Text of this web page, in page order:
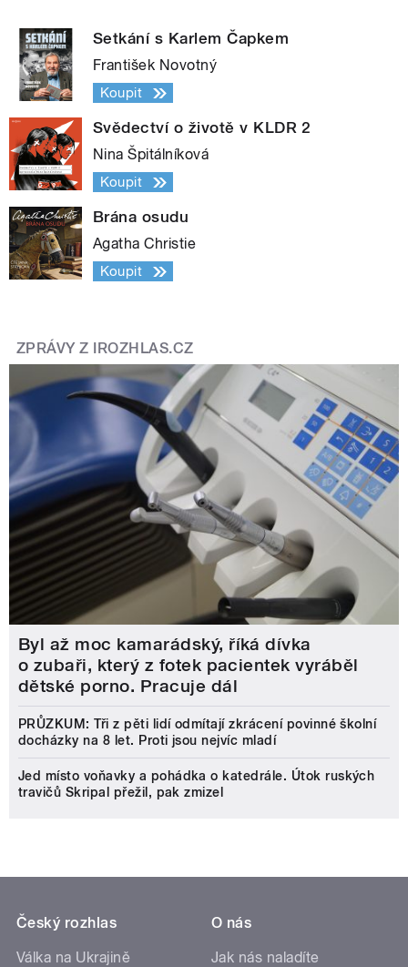
Setkání s Karlem Čapkem
František Novotný
Koupit
Svědectví o životě v KLDR 2
Nina Špitálníková
Koupit
Brána osudu
Agatha Christie
Koupit
ZPRÁVY Z IROZHLAS.CZ
Byl až moc kamarádský, říká dívka
o zubaři, který z fotek pacientek vyráběl
dětské porno. Pracuje dál
PRŮZKUM: Tři z pěti lidí odmítají zkrácení povinné školní
docházky na 8 let. Proti jsou nejvíc mladí
Jed místo voňavky a pohádka o katedrále. Útok ruských
travičů Skripal přežil, pak zmizel
Český rozhlas
Válka na Ukrajině
O nás
Jak nás naladíte